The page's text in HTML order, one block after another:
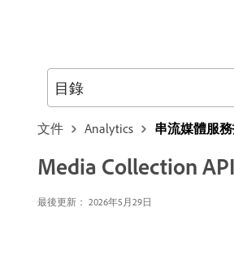
文件 Analytics 串流媒體服
Media Collection
最後更新： 2026年5月29日
目錄